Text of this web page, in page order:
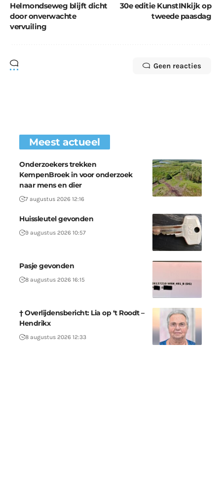
Helmondseweg blijft dicht
door onverwachte
vervuiling
30e editie KunstINkijk op
tweede paasdag
Geen reacties
Meest actueel
Onderzoekers trekken
KempenBroek in voor onderzoek
naar mens en dier
7 augustus 2026 12:16
Huissleutel gevonden
9 augustus 2026 10:57
Pasje gevonden
8 augustus 2026 16:15
† Overlijdensbericht: Lia op ‘t Roodt –
Hendrikx
8 augustus 2026 12:33